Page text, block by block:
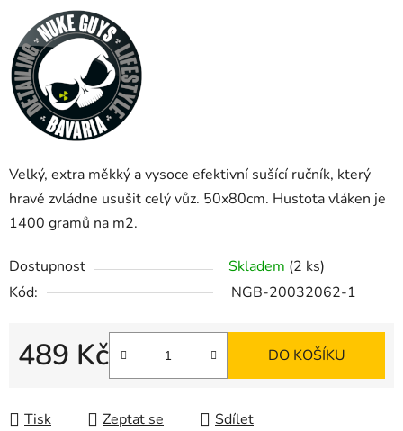
Velký, extra měkký a vysoce efektivní sušící ručník, který
hravě zvládne usušit celý vůz. 50x80cm. Hustota vláken je
1400 gramů na m2.
Dostupnost Skladem (2 ks)
Kód:
NGB-20032062-1
489 Kč DO KOŠÍKU
Tisk Zeptat se Sdílet